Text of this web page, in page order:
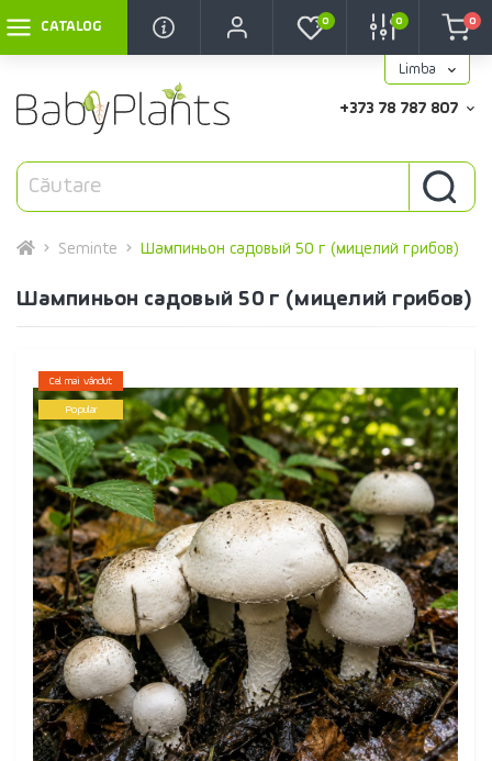
CATALOG
Limba
0 0 0
+373 78 787 807
Seminte Шампиньон садовый 50 г (мицелий грибов)
Шампиньон садовый 50 г (мицелий грибов)
Cel mai vândut
Popular